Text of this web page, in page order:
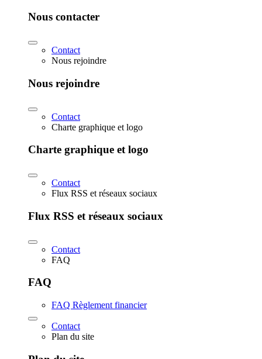
Nous contacter
Contact
Nous rejoindre
Nous rejoindre
Contact
Charte graphique et logo
Charte graphique et logo
Contact
Flux RSS et réseaux sociaux
Flux RSS et réseaux sociaux
Contact
FAQ
FAQ
FAQ Règlement financier
Contact
Plan du site